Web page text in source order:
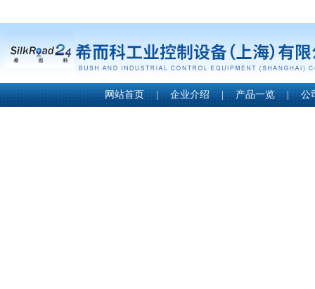
网站首页 | 企业介绍 | 产品一览 | 公